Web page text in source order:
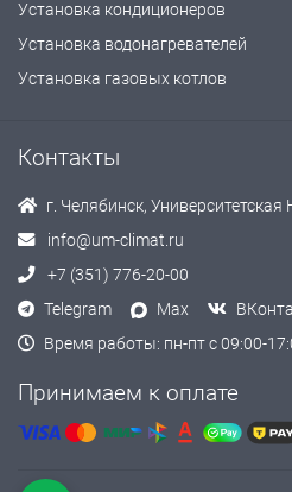
Установка кондиционеров
Установка водонагревателей
Установка газовых котлов
Контакты
г. Челябинск,
info@um-climat.ru
+7 (351) 776-20-00
Telegram
Max
Время работы: пн-пт с 09:00-
Принимаем к оплате